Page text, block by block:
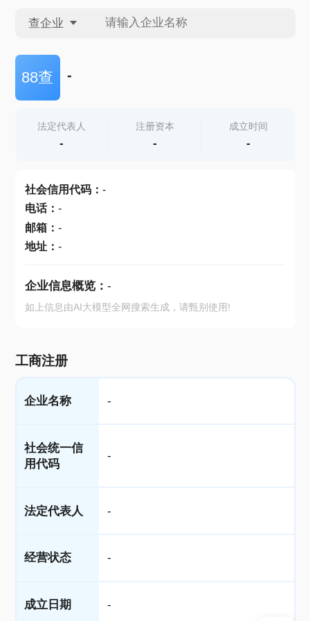
查企业
查企业
查产地
88查 -
法定代表人
-
注册资本
-
成立时间
-
社会信用代码： -
电话： -
邮箱： -
地址： -
企业信息概览： -
如上信息由AI大模型全网搜索生成，请甄别使用!
工商注册
企业名称 -
社会统一信
用代码
-
法定代表人 -
经营状态 -
成立日期 -